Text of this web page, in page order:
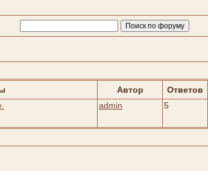
Автор Ответов
admin 5